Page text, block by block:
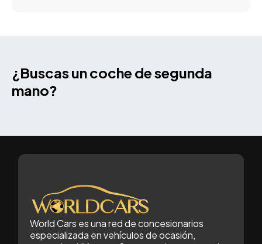
¿Buscas un coche de segunda
mano?
World Cars es una red de concesionarios
especializada en vehículos de ocasión,